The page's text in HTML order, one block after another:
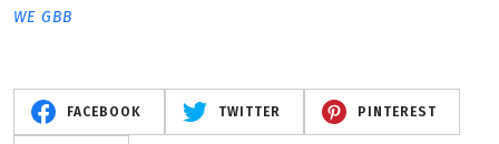
WE GBB
FACEBOOK TWITTER PINTEREST